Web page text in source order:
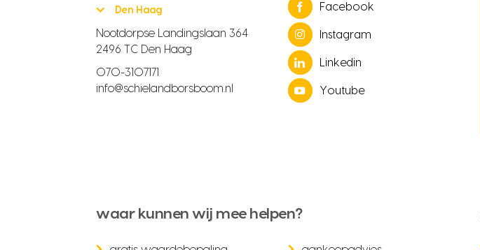
Den Haag
Nootdorpse Landingslaan 364
2496 TC Den Haag
070-3107171
info@schielandborsboom.nl
Facebook
Instagram
Linkedin
Youtube
waar kunnen wij mee helpen?